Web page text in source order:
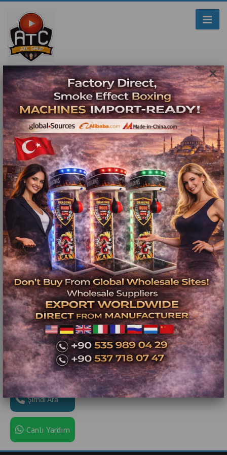
×
Ticari Masaj Koltukları Alım Satış
Kiralama Tamir ve Bakım İstanbul
Ana Sayfa
Galeri
Ticari Masaj Koltukları Alım Satış Kiralama Tamir ve Bakım
İstanbul
Aramadan Karar Vermeyin
Şimdi Ara
Canlı Yardım